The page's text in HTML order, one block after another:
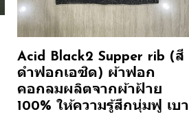
Acid Black2 Supper rib (สี
ดำฟอกเอซิด) ผ้าฟอก
คอกลมผลิตจากผ้าฝ้าย
100% ให้ความรู้สึกนุ่มฟู เบา